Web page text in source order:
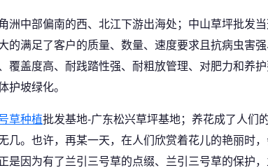
洲中部偏南的西、北江下游出海处；中山草坪批发
的满足了客户的质量、数量、速度要求且抗病虫害
覆盖度高、耐践踏性强、耐粗放管理、对肥力和养
护坡绿化。
草种植批发基地-广东松兴草坪基地；养花成了人们
几。也许，再某一天，在人们欣赏着花儿的艳丽时
是因为有了兰引三号草的点缀、兰引三号草的保护